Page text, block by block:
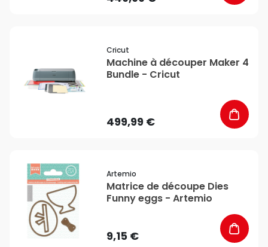
Cricut
Machine à découper Maker 4
Bundle - Cricut
499,99 €
Artemio
Matrice de découpe Dies
Funny eggs - Artemio
9,15 €